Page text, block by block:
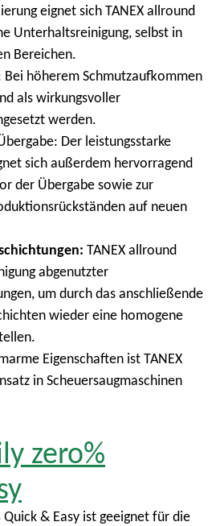
eignet sich TANEX allround
Unterhaltsreinigung, selbst in
Bereichen.
Bei höherem Schmutzaufkommen
als wirkungsvoller
werden.
Der leistungsstarke
sich außerdem hervorragend
der Übergabe sowie zur
auf neuen
TANEX allround
abgenutzter
um durch das anschließende
wieder eine homogene
Eigenschaften ist TANEX
in Scheuersaugmaschinen
zero%
Quick & Easy ist geeignet für die